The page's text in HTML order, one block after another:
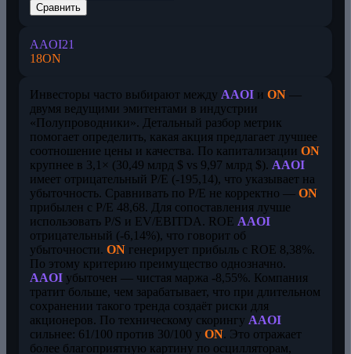
Сравнить
AAOI21
18ON
Инвесторы часто выбирают между AAOI и ON —
двумя ведущими эмитентами в индустрии
«Полупроводники». Детальный разбор метрик
помогает определить, какая акция предлагает лучшее
соотношение цены и качества. По капитализации ON
крупнее в 3,1× (30,49 млрд $ vs 9,97 млрд $). AAOI
имеет отрицательный P/E (-195,14), что указывает на
убыточность. Сравнивать по P/E не корректно — ON
прибылен с P/E 48,68. Для сопоставления лучше
использовать P/S и EV/EBITDA. ROE AAOI
отрицательный (-6,14%), что говорит об
убыточности. ON генерирует прибыль с ROE 8,38%.
По этому критерию преимущество однозначно.
AAOI убыточен — чистая маржа -8,55%. Компания
тратит больше, чем зарабатывает, что при длительном
сохранении такого тренда создаёт риски для
акционеров. По техническому скорингу AAOI
сильнее: 61/100 против 30/100 у ON. Это отражает
более благоприятную картину по осцилляторам,